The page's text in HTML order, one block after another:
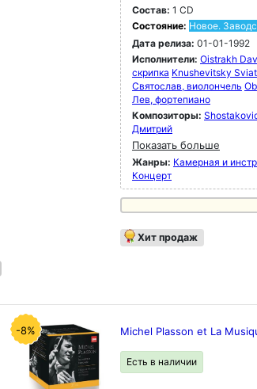
Состав: 1 CD
Состояние: Новое.
Дата релиза: 01-01-1992
Исполнители: Oistrakh
скрипка Knushevitsky
Святослав, виолончель
Лев, фортепиано
Композиторы:
Дмитрий
Показать больше
Жанры: Камерная и
Концерт
Хит продаж
-8% Michel Plasson et La
Есть в наличии